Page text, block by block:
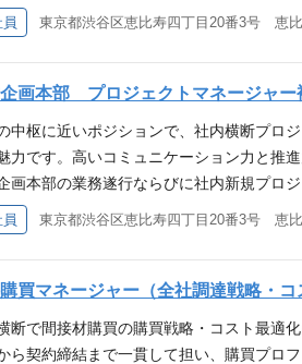
のステークホルダーとの協働スキル ・会
験 ・監査法人・コンサルティング会社で
価管理の経験
画本部 プロジェクトマネージャー
中枢に近いポジションで、社内横断プロ
力です。高いコミュニケーション力と推
画本部の業務遂行ならびに社内新規プロ
プロジェクトの運営補佐（上司の指示の
等を行う） -経営企画本部が主催する会
格要件 【必須要件】 - 3年以上のプロジ
果への強い執着力、推進力 - 他部門との
産業での勤務経験 - コンサルタント会社
買マネージャー（全社調達戦略・コ
断で間接材購買の購買戦略・コスト最適
ら契約締結まで一貫して担い、購買プロ